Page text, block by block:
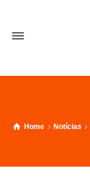
Home Notícias